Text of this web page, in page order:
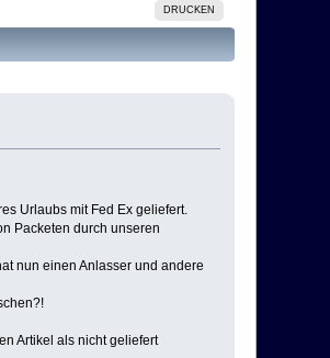
DRUCKEN
Urlaubs mit Fed Ex geliefert.
Packeten durch unseren
nun einen Anlasser und andere
Artikel als nicht geliefert